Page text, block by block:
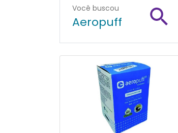
Você buscou
Aeropuff